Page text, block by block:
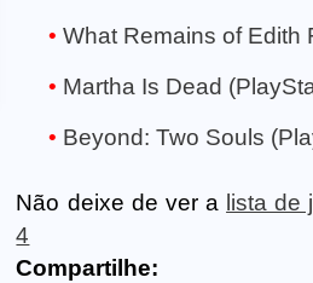
What Remains of Edith
Martha Is Dead
Beyond: Two Souls
Não deixe de ver a lista de
4
Compartilhe: